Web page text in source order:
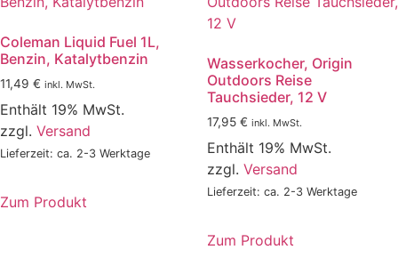
Optionen
auf
Produktseite
gewählt
werden
Coleman Liquid Fuel 1L,
Benzin, Katalytbenzin
11,49 € inkl. MwSt.
Enthält 19% MwSt.
zzgl. Versand
Lieferzeit: ca. 2-3 Werktage
Zum Produkt
Wasserkocher, Origin
Outdoors Reise
Tauchsieder, 12 V
17,95 € inkl. MwSt.
Enthält 19% MwSt.
zzgl. Versand
Lieferzeit: ca. 2-3 Werktage
Zum Produkt